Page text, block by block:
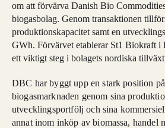
om att förvärva Danish Bio
biogasbolag. Genom transaktionen
produktionskapacitet samt en
GWh. Förvärvet etablerar St1 Biokraft i
ett viktigt steg i bolagets nordiska
DBC har byggt upp en stark position
biogasmarknaden genom sina
utvecklingsportfölj och sina
annat inom inköp av biomassa, handel